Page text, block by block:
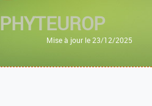
PHYTEUROP
Mise à jour le 23/12/2025